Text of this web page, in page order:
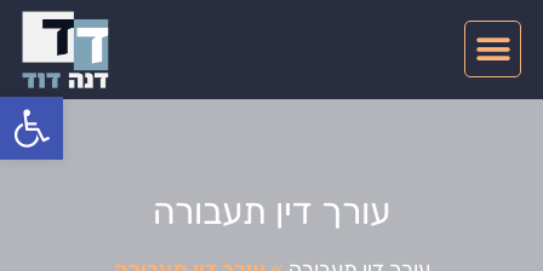
עורך דין תעבורה
פתח